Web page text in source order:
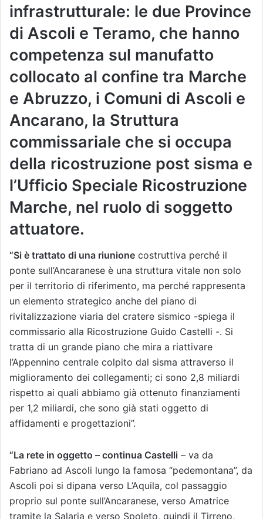
infrastrutturale: le due Province
di Ascoli e Teramo, che hanno
competenza sul manufatto
collocato al confine tra Marche
e Abruzzo, i Comuni di Ascoli e
Ancarano, la Struttura
commissariale che si occupa
della ricostruzione post sisma e
l’Ufficio Speciale Ricostruzione
Marche, nel ruolo di soggetto
attuatore.
“Si è trattato di una riunione costruttiva perché il
ponte sull’Ancaranese è una struttura vitale non solo
per il territorio di riferimento, ma perché rappresenta
un elemento strategico anche del piano di
rivitalizzazione viaria del cratere sismico -spiega il
commissario alla Ricostruzione Guido Castelli -. Si
tratta di un grande piano che mira a riattivare
l’Appennino centrale colpito dal sisma attraverso il
miglioramento dei collegamenti; ci sono 2,8 miliardi
rispetto ai quali abbiamo già ottenuto finanziamenti
per 1,2 miliardi, che sono già stati oggetto di
affidamenti e progettazioni”.
“La rete in oggetto – continua Castelli – va da
Fabriano ad Ascoli lungo la famosa “pedemontana”, da
Ascoli poi si dipana verso L’Aquila, col passaggio
proprio sul ponte sull’Ancaranese, verso Amatrice
tramite la Salaria e verso Spoleto, quindi il Tirreno,